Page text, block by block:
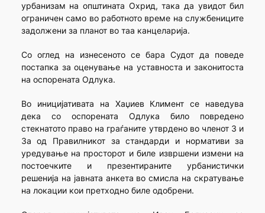
урбанизам на општината Охрид, така да увидот бил
ограничен само во работното време на службениците
задолжени за планот во таа канцеларија.
Со оглед на изнесеното се бара Судот да поведе
постапка за оценување на уставноста и законитоста
на оспорената Одлука.
Во иницијативата на Хаџиев Климент се наведува
дека со оспорената Одлука било повредено
стекнатото право на граѓаните утврдено во членот 3 и
3а од Правилникот за стандарди и нормативи за
уредување на просторот и биле извршени измени на
постоечките и презентираните урбанистички
решенија на јавната анкета во смисла на скратување
на локации кои претходно биле одобрени.